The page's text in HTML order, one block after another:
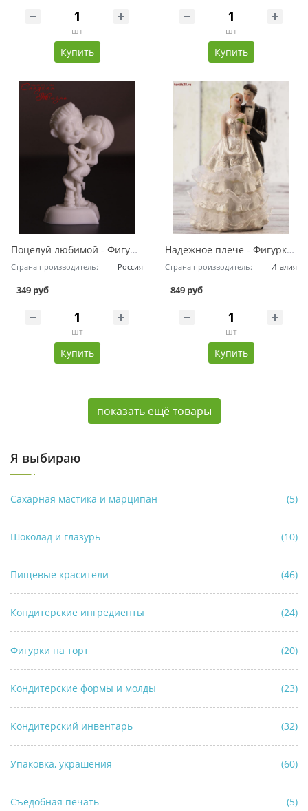
шт
Купить
шт
Купить
Поцелуй любимой - Фигурка на свадебный торт
Страна производитель: Россия
349 руб
шт
Купить
Надежное плече - Фигурка на свадебный торт
Страна производитель: Италия
849 руб
шт
Купить
показать ещё товары
Я выбираю
Сахарная мастика и марципан (5)
Шоколад и глазурь (10)
Пищевые красители (46)
Кондитерские ингредиенты (24)
Фигурки на торт (20)
Кондитерские формы и молды (23)
Кондитерский инвентарь (32)
Упаковка, украшения (60)
Съедобная печать (5)